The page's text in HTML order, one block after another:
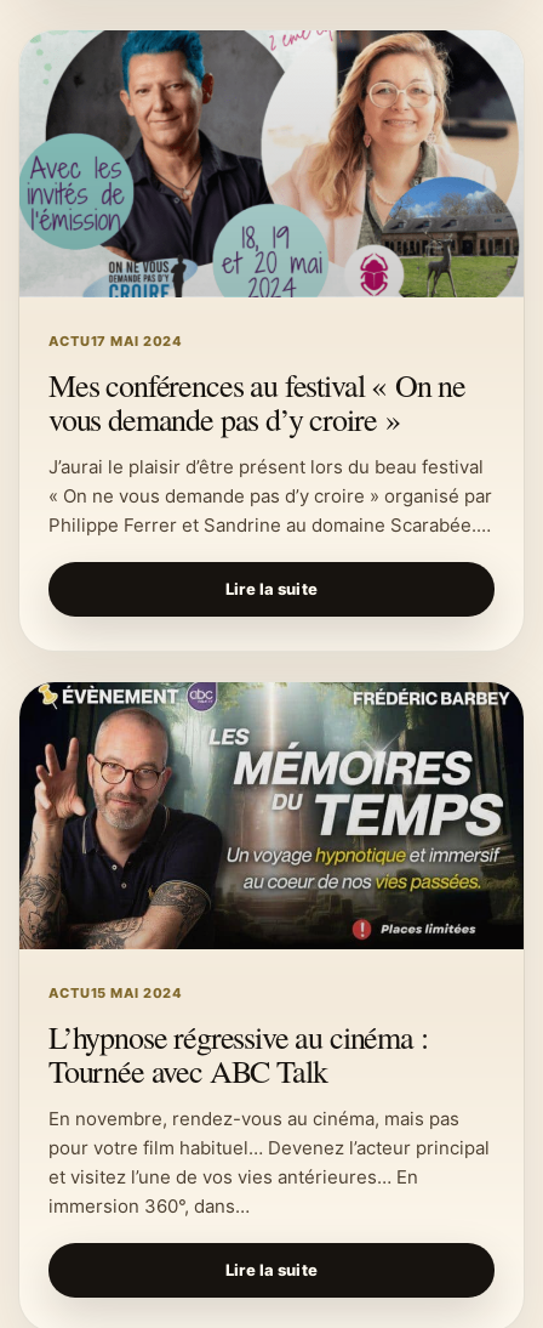
ACTU17 MAI 2024
Mes conférences au festival « On ne
vous demande pas d’y croire »
J’aurai le plaisir d’être présent lors du beau festival
« On ne vous demande pas d’y croire » organisé par
Philippe Ferrer et Sandrine au domaine Scarabée.…
Lire la suite
ACTU15 MAI 2024
L’hypnose régressive au cinéma :
Tournée avec ABC Talk
En novembre, rendez-vous au cinéma, mais pas
pour votre film habituel… Devenez l’acteur principal
et visitez l’une de vos vies antérieures… En
immersion 360°, dans…
Lire la suite